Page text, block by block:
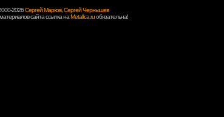
2026Сергей Марков, Сергей Чернышев
сайта ссылка наMetallica.ruобязательна!